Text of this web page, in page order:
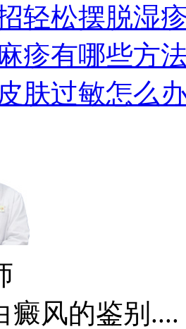
轻松摆脱湿
疹有哪些方
肤过敏怎么
癜风的鉴别....